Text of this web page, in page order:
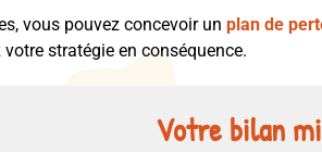
vous pouvez concevoir un plan de
stratégie en conséquence.
Votre bilan